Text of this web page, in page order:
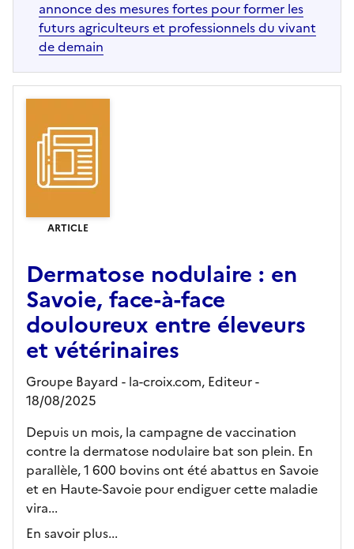
annonce des mesures fortes pour former les
futurs agriculteurs et professionnels du vivant
de demain
ARTICLE
Dermatose nodulaire : en
Savoie, face-à-face
douloureux entre éleveurs
et vétérinaires
Groupe Bayard - la-croix.com, Editeur-
18/08/2025
Depuis un mois, la campagne de vaccination
contre la dermatose nodulaire bat son plein. En
parallèle, 1 600 bovins ont été abattus en Savoie
et en Haute-Savoie pour endiguer cette maladie
vira...
En savoir plus...